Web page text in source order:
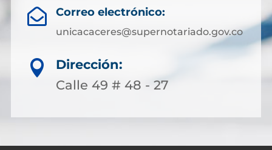
 Correo electrónico:
unicacaceres@supernotariado.gov.co

Dirección:
Calle 49 # 48 - 27